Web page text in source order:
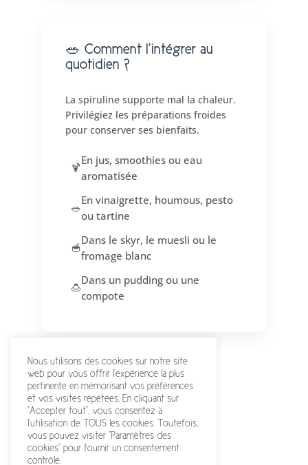
🥗 Comment l’intégrer au
quotidien ?
La spiruline supporte mal la chaleur.
Privilégiez les préparations froides
pour conserver ses bienfaits.
🍹
En jus, smoothies ou eau
aromatisée
🥗
En vinaigrette, houmous, pesto
ou tartine
🥣
Dans le skyr, le muesli ou le
fromage blanc
🍮
Dans un pudding ou une
compote
Nous utilisons des cookies sur notre site
web pour vous offrir l'expérience la plus
pertinente en mémorisant vos préférences
et vos visites répétées. En cliquant sur
"Accepter tout", vous consentez à
l'utilisation de TOUS les cookies. Toutefois,
vous pouvez visiter "Paramètres des
cookies" pour fournir un consentement
contrôlé.